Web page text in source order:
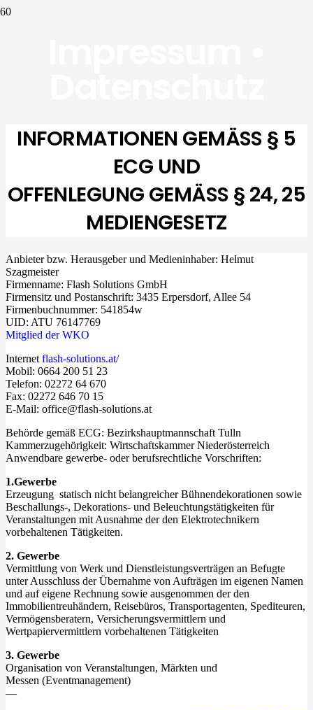
INFORMATIONEN GEMÄSS § 5
ECG UND
OFFENLEGUNG GEMÄSS § 24, 25
MEDIENGESETZ
Anbieter bzw. Herausgeber und Medieninhaber: Helmut
Szagmeister
Firmenname: Flash Solutions GmbH
Firmensitz und Postanschrift: 3435 Erpersdorf, Allee 54
Firmenbuchnummer: 541854w
UID: ATU 76147769
Mitglied der WKO
Internet flash-solutions.at/
Mobil: 0664 200 51 23
Telefon: ‭02272 64 670‬
Fax: 02272 646 70 15
E-Mail: office@flash-solutions.at
Behörde gemäß ECG: Bezirkshauptmannschaft Tulln
Kammerzugehörigkeit: Wirtschaftskammer Niederösterreich
Anwendbare gewerbe- oder berufsrechtliche Vorschriften:
1.Gewerbe
Erzeugung statisch nicht belangreicher Bühnendekorationen sowie
Beschallungs-, Dekorations- und Beleuchtungstätigkeiten für
Veranstaltungen mit Ausnahme der den Elektrotechnikern
vorbehaltenen Tätigkeiten.
2. Gewerbe
Vermittlung von Werk und Dienstleistungsverträgen an Befugte
unter Ausschluss derÜbernahme von Aufträgen im eigenen Namen
und auf eigene Rechnung sowie ausgenommen der den
Immobilientreuhändern, Reisebüros, Transportagenten, Spediteuren,
Vermögensberatern, Versicherungsvermittlern und
Wertpapiervermittlern vorbehaltenen Tätigkeiten
3. Gewerbe
Organisation von Veranstaltungen, Märkten und
Messen (Eventmanagement)
––